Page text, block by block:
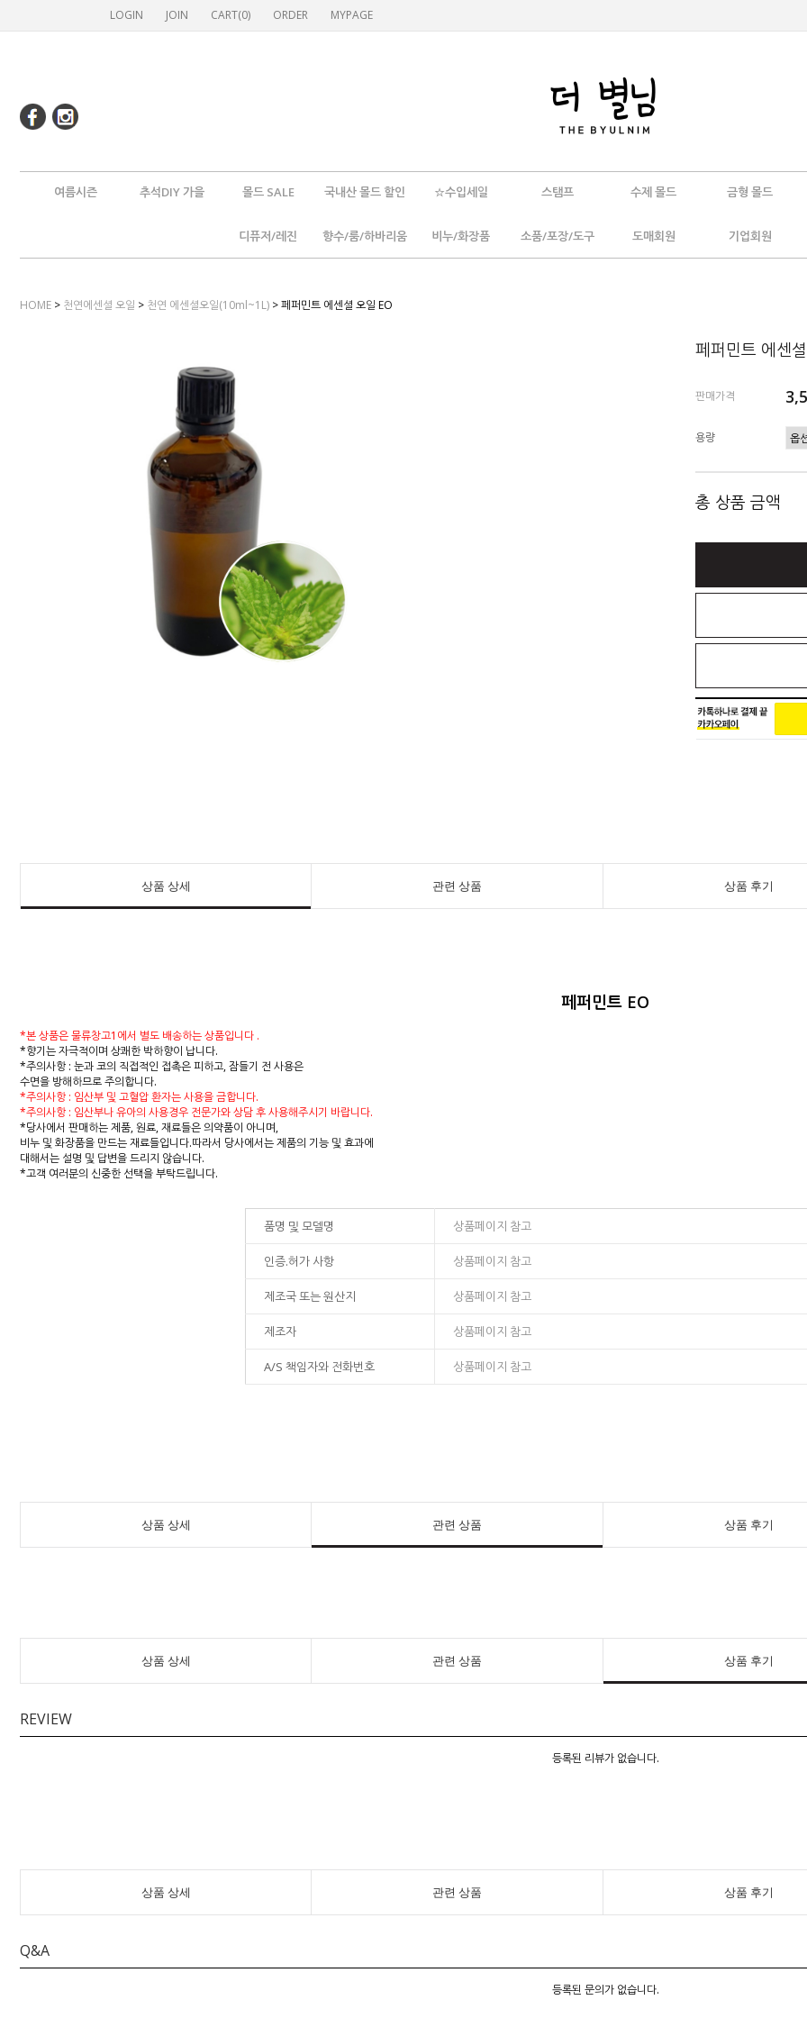
LOGIN JOIN CART(0) ORDER MYPAGE
여름시즌 추석DIY 가을 몰드 SALE 국내산 몰드 할인 ☆수입세일 스탬프 수제 몰드 금형 몰드
디퓨저/레진 향수/룸/하바리움 비누/화장품 소품/포장/도구 도매회원 기업회원
HOME > 천연에센셜 오일 > 천연 에센셜오일(10ml~1L) > 페퍼민트 에센셜 오일 EO
페퍼민트 에센
판매가격
용량
총 상품 금액
상품 상세 관련 상품 상품 후기
페퍼민트 EO
*본 상품은 물류창고1에서 별도 배송하는 상품입니다 .
*향기는 자극적이며 상쾌한 박하향이 납니다.
*주의사항 : 눈과 코의 직접적인 접촉은 피하고, 잠들기 전 사용은
수면을 방해하므로 주의합니다.
*주의사항 : 임산부 및 고혈압 환자는 사용을 금합니다.
*주의사항 : 임산부나 유아의 사용경우 전문가와 상담 후 사용해주시기 바랍니다.
*당사에서 판매하는 제품, 원료, 재료들은 의약품이 아니며,
비누 및 화장품을 만드는 재료들입니다.따라서 당사에서는 제품의 기능 및 효과에
대해서는 설명 및 답변을 드리지 않습니다.
*고객 여러분의 신중한 선택을 부탁드립니다.
품명 및 모델명 상품페이지 참고
인증.허가 사항 상품페이지 참고
제조국 또는 원산지 상품페이지 참고
제조자 상품페이지 참고
A/S 책임자와 전화번호 상품페이지 참고
상품 상세 관련 상품 상품 후기
상품 상세 관련 상품 상품 후기
REVIEW
등록된 리뷰가 없습니다.
상품 상세 관련 상품 상품 후기
Q&A
등록된 문의가 없습니다.